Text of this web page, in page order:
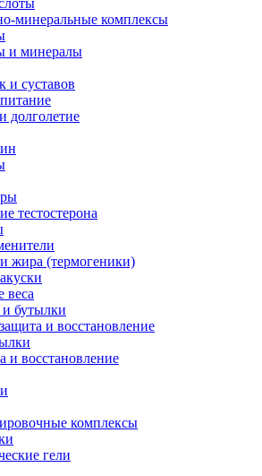
минеральные комплексы
и минералы
и суставов
долголетие
тестостерона
жира (термогеники)
веса
бутылки
и восстановление
и восстановление
комплексы
гели